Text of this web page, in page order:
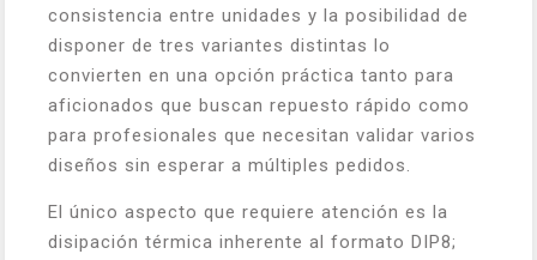
consistencia entre unidades y la posibilidad de
disponer de tres variantes distintas lo
convierten en una opción práctica tanto para
aficionados que buscan repuesto rápido como
para profesionales que necesitan validar varios
diseños sin esperar a múltiples pedidos.
El único aspecto que requiere atención es la
disipación térmica inherente al formato DIP8;